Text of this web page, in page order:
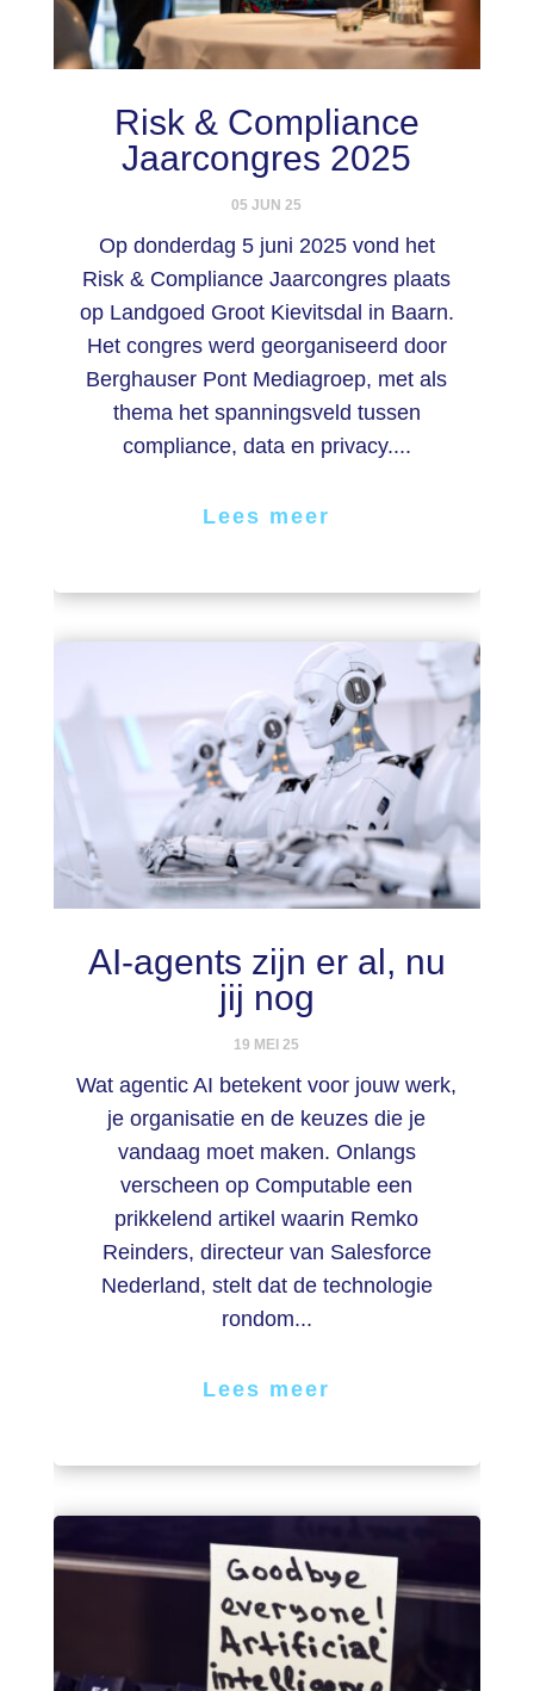
Risk & Compliance
Jaarcongres 2025
05 JUN 25
Op donderdag 5 juni 2025 vond het
Risk & Compliance Jaarcongres plaats
op Landgoed Groot Kievitsdal in Baarn.
Het congres werd georganiseerd door
Berghauser Pont Mediagroep, met als
thema het spanningsveld tussen
compliance, data en privacy....
Lees meer
AI-agents zijn er al, nu
jij nog
19 MEI 25
Wat agentic AI betekent voor jouw werk,
je organisatie en de keuzes die je
vandaag moet maken. Onlangs
verscheen op Computable een
prikkelend artikel waarin Remko
Reinders, directeur van Salesforce
Nederland, stelt dat de technologie
rondom...
Lees meer